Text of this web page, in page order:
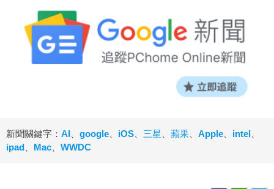
新聞關鍵字： AI google iOS 三星 蘋果 Apple intel
ipad
Mac WWDC